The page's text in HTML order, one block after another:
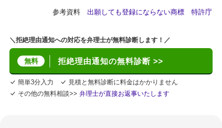
参考資料 出願しても登録にならない商標 特許庁
＼拒絶理由通知への対応を弁理士が無料診断します！／
無料 拒絶理由通知の無料診断 >>
簡単3分入力
見積と無料診断に料金はかかりません
その他の無料相談>> 弁理士が直接お返事いたします